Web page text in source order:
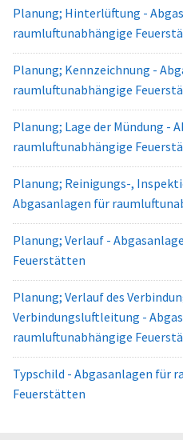
Planung; Hinterlüftung -
raumluftunabhängige
Planung; Kennzeichnung -
raumluftunabhängige
Planung; Lage der Mündung -
raumluftunabhängige
Planung; Reinigungs-,
Abgasanlagen für
Planung; Verlauf -
Feuerstätten
Planung; Verlauf des
Verbindungsluftleitung -
raumluftunabhängige
Typschild - Abgasanlagen für
Feuerstätten